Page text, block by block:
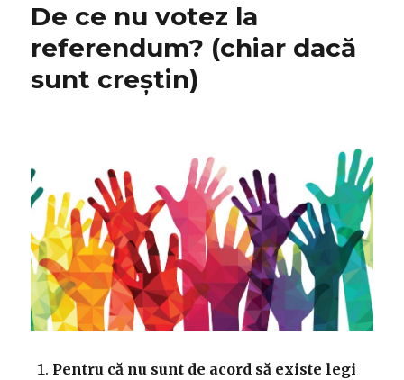
De ce nu votez la
referendum? (chiar dacă
sunt creștin)
Pentru că nu sunt de acord să existe legi